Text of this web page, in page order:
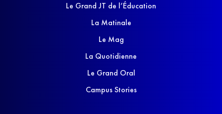
Le Grand JT de l’Éducation
La Matinale
Le Mag
La Quotidienne
Le Grand Oral
Campus Stories